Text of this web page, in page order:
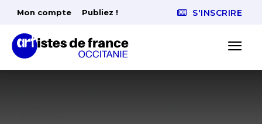
Mon compte Publiez ! S'INSCRIRE